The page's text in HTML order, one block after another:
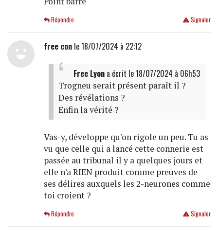
Signaler
Répondre
free conle 18/07/2024 à 22:12
Free Lyona écrit le 18/07/2024 à 06h53
Trogneu serait présent paraît il ?
Des révélations ?
Enfin la vérité ?
Vas-y, développe qu'on rigole un peu. Tu as
vu que celle qui a lancé cette connerie est
passée au tribunal il y a quelques jours et
elle n'a RIEN produit comme preuves de
ses délires auxquels les 2-neurones comme
toi croient ?
Signaler
Répondre